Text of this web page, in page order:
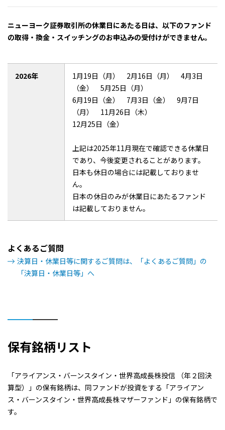
ニューヨーク証券取引所の休業日にあたる日は、以下のファンド
の取得・換金・スイッチングのお申込みの受付けができません。
2026年
1月19日（月） 2月16日（月） 4月3日
（金） 5月25日（月）
6月19日（金） 7月3日（金） 9月7日
（月） 11月26日（木）
12月25日（金）
上記は2025年11月現在で確認できる休業日
であり、今後変更されることがあります。
日本も休日の場合には記載しておりませ
ん。
日本の休日のみが休業日にあたるファンド
は記載しておりません。
よくあるご質問
決算日・休業日等に関するご質問は、「よくあるご質問」の
「決算日・休業日等」へ
保有銘柄リスト
「アライアンス・バーンスタイン・世界高成長株投信 （年２回決
算型）」の保有銘柄は、同ファンドが投資をする「アライアン
ス・バーンスタイン・世界高成長株マザーファンド」の保有銘柄で
す。